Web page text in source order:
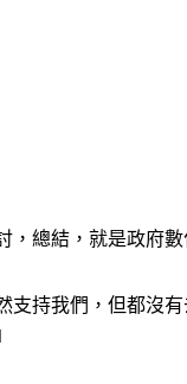
總結，就是政府
支持我們，但都沒